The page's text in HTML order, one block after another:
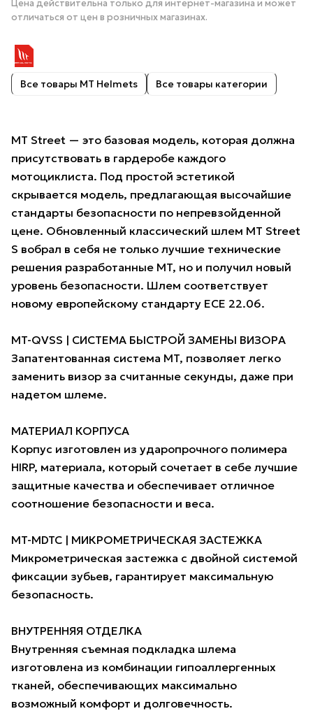
Цена действительна только для интернет-магазина и может
отличаться от цен в розничных магазинах.
Все товары MT Helmets Все товары категории
MT Street — это базовая модель, которая должна
присутствовать в гардеробе каждого
мотоциклиста. Под простой эстетикой
скрывается модель, предлагающая высочайшие
стандарты безопасности по непревзойденной
цене. Обновленный классический шлем MT Street
S вобрал в себя не только лучшие технические
решения разработанные MT, но и получил новый
уровень безопасности. Шлем соответствует
новому европейскому стандарту ECE 22.06.
MT-QVSS | СИСТЕМА БЫСТРОЙ ЗАМЕНЫ ВИЗОРА
Запатентованная система MT, позволяет легко
заменить визор за считанные секунды, даже при
надетом шлеме.
МАТЕРИАЛ КОРПУСА
Корпус изготовлен из ударопрочного полимера
HIRP, материала, который сочетает в себе лучшие
защитные качества и обеспечивает отличное
соотношение безопасности и веса.
MT-MDTC | МИКРОМЕТРИЧЕСКАЯ ЗАСТЕЖКА
Микрометрическая застежка с двойной системой
фиксации зубьев, гарантирует максимальную
безопасность.
ВНУТРЕННЯЯ ОТДЕЛКА
Внутренняя съемная подкладка шлема
изготовлена из комбинации гипоаллергенных
тканей, обеспечивающих максимально
возможный комфорт и долговечность.